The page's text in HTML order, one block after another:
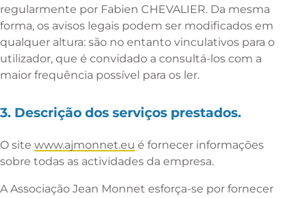
regularmente por Fabien CHEVALIER. Da mesma
forma, os avisos legais podem ser modificados em
qualquer altura: são no entanto vinculativos para o
utilizador, que é convidado a consultá-los com a
maior frequência possível para os ler.
3. Descrição dos serviços prestados.
O site www.ajmonnet.eu é fornecer informações
sobre todas as actividades da empresa.
A Associação Jean Monnet esforça-se por fornecer